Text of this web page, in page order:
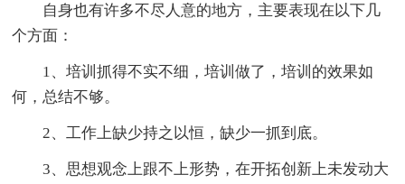
自身也有许多不尽人意的地方，主要表现在以下几
个方面：
1、培训抓得不实不细，培训做了，培训的效果如
何，总结不够。
2、工作上缺少持之以恒，缺少一抓到底。
3、思想观念上跟不上形势，在开拓创新上未发动大